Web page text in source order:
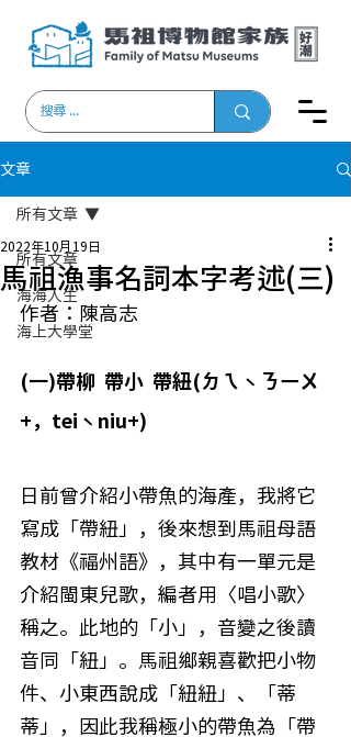
文章
所有文章
海海人生
海上大學堂
所有文章
馬祖漁事名詞本字考述(三)
2022年10月19日
作者：陳高志
(一)帶柳  帶小  帶紐(ㄉㄟˋㄋㄧㄨ
+，teiˋniu+)
日前曾介紹小帶魚的海產，我將它
寫成「帶紐」，後來想到馬祖母語
教材《福州語》，其中有一單元是
介紹閩東兒歌，編者用〈唱小歌〉
稱之。此地的「小」，音變之後讀
音同「紐」。馬祖鄉親喜歡把小物
件、小東西說成「紐紐」、「蒂
蒂」，因此我稱極小的帶魚為「帶